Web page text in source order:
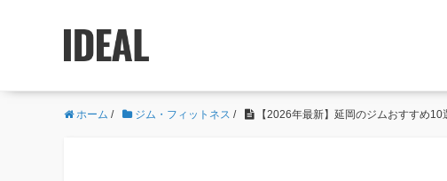
ホーム / ジム・フィットネス / 【2026年最新】延岡のジムおすすめ